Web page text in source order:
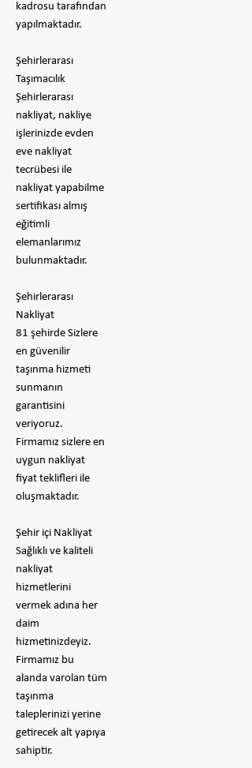
kadrosu tarafından
yapılmaktadır.
Şehirlerarası
Taşımacılık
Şehirlerarası
nakliyat, nakliye
işlerinizde evden
eve nakliyat
tecrübesi ile
nakliyat yapabilme
sertifikası almış
eğitimli
elemanlarımız
bulunmaktadır.
Şehirlerarası
Nakliyat
81 şehirde Sizlere
en güvenilir
taşınma hizmeti
sunmanın
garantisini
veriyoruz.
Firmamız sizlere en
uygun nakliyat
fiyat teklifleri ile
oluşmaktadır.
Şehir içi Nakliyat
Sağlıklı ve kaliteli
nakliyat
hizmetlerini
vermek adına her
daim
hizmetinizdeyiz.
Firmamız bu
alanda varolan tüm
taşınma
taleplerinizi yerine
getirecek alt yapıya
sahiptir.